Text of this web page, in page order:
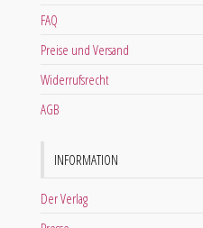
FAQ
Preise und Versand
Widerrufsrecht
AGB
INFORMATION
Der Verlag